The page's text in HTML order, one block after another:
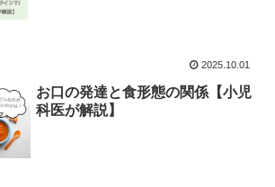
2025.10.01
お口の発達と食形態の関係【小児
科医が解説】